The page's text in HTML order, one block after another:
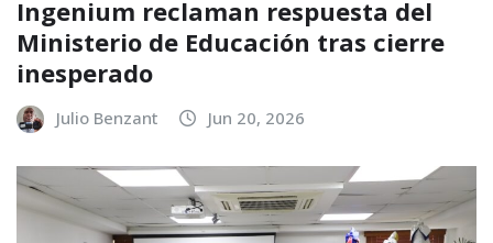
Ingenium reclaman respuesta del
Ministerio de Educación tras cierre
inesperado
Julio Benzant Jun 20, 2026